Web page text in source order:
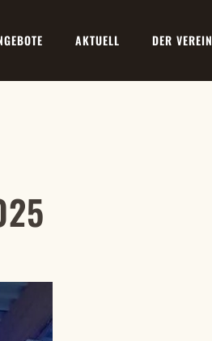
AKTUELL DER VEREIN